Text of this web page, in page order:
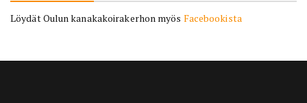
Löydät Oulun kanakakoirakerhon myös Facebookista